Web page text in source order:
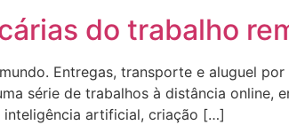
do trabalho
Entregas, transporte e aluguel
série de trabalhos à distância online,
inteligência artificial, criação […]